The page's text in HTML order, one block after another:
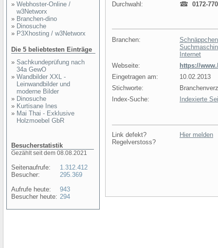
» Webhoster-Online /
w3Networx
» Branchen-dino
» Dinosuche
» P3Xhosting / w3Networx
Die 5 beliebtesten Einträge
» Sachkundeprüfung nach
34a GewO
» Wandbilder XXL -
Leinwandbilder und
moderne Bilder
» Dinosuche
» Kurtisane Ines
» Mai Thai - Exklusive
Holzmoebel GbR
Besucherstatistik
Gezählt seit dem 08.08.2021
Seitenaufrufe:
Besucher:
Aufrufe heute:
Besucher heute:
1.312.412
295.369
943
294
Durchwahl:
0172-
Branchen:
Internet
Webseite:
https://
Eingetragen am:
10.02.2013
Stichworte:
Index-Suche:
Indexierte
Link defekt?
Regelverstoss?
Hier melden